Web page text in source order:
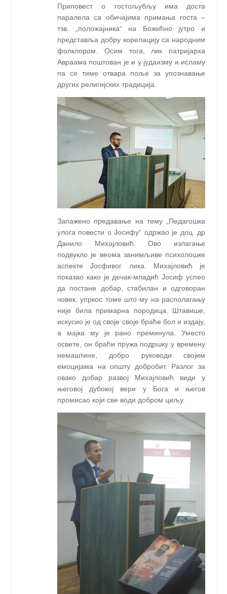
Приповест о гостољубљу има доста
паралела са обичајима примања госта –
тзв. „положајника“ на Божићно јутро и
представља добру корелацију са народним
фолклором. Осим тога, лик патријарха
Авраaма поштован је и у јудаизму и исламу
па се тиме отвара поље за упознавање
других религијских традиција.
Запажено предавање на тему „Педагошка
улога повести о Јосифу“ одржао је доц. др
Данило Михајловић. Ово излагање
подвукло је веома занимљиве психолошке
аспекте Јосфивог лика. Михајловић је
показао како је дечак-младић Јосиф успео
да постане добар, стабилан и одговоран
човек, упркос томе што му на располагању
није била примарна породица. Штавише,
искусио је од своје своје браће бол и издају,
а мајка му је рано преминула. Уместо
освете, он браћи пружа подршку у времену
немаштине, добро руководи својим
емоцијама на општу добробит. Разлог за
овако добар развој Михајловић види у
његовој дубокој вери у Бога и његов
промисао који све води добром циљу.